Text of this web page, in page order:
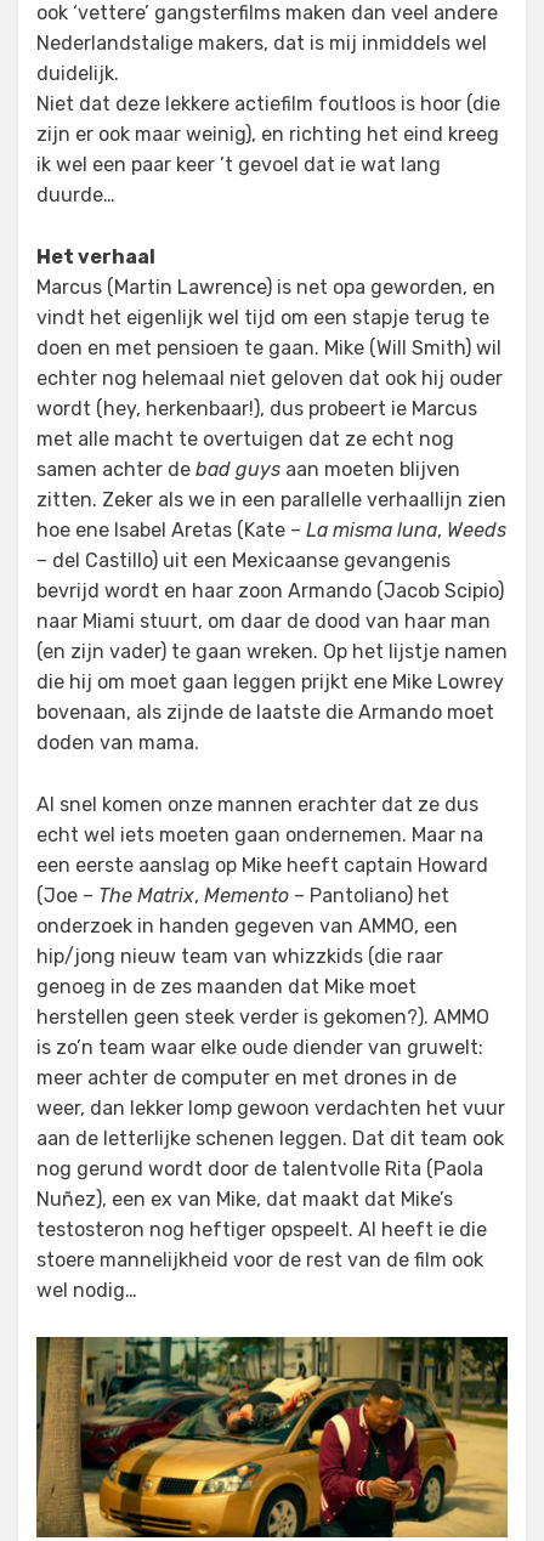
ook ‘vettere’ gangsterfilms maken dan veel andere
Nederlandstalige makers, dat is mij inmiddels wel
duidelijk.
Niet dat deze lekkere actiefilm foutloos is hoor (die
zijn er ook maar weinig), en richting het eind kreeg
ik wel een paar keer ’t gevoel dat ie wat lang
duurde…
Het verhaal
Marcus (Martin Lawrence) is net opa geworden, en
vindt het eigenlijk wel tijd om een stapje terug te
doen en met pensioen te gaan. Mike (Will Smith) wil
echter nog helemaal niet geloven dat ook hij ouder
wordt (hey, herkenbaar!), dus probeert ie Marcus
met alle macht te overtuigen dat ze echt nog
samen achter de bad guys aan moeten blijven
zitten. Zeker als we in een parallelle verhaallijn zien
hoe ene Isabel Aretas (Kate – La misma luna, Weeds
– del Castillo) uit een Mexicaanse gevangenis
bevrijd wordt en haar zoon Armando (Jacob Scipio)
naar Miami stuurt, om daar de dood van haar man
(en zijn vader) te gaan wreken. Op het lijstje namen
die hij om moet gaan leggen prijkt ene Mike Lowrey
bovenaan, als zijnde de laatste die Armando moet
doden van mama.
Al snel komen onze mannen erachter dat ze dus
echt wel iets moeten gaan ondernemen. Maar na
een eerste aanslag op Mike heeft captain Howard
(Joe – The Matrix, Memento – Pantoliano) het
onderzoek in handen gegeven van AMMO, een
hip/jong nieuw team van whizzkids (die raar
genoeg in de zes maanden dat Mike moet
herstellen geen steek verder is gekomen?). AMMO
is zo’n team waar elke oude diender van gruwelt:
meer achter de computer en met drones in de
weer, dan lekker lomp gewoon verdachten het vuur
aan de letterlijke schenen leggen. Dat dit team ook
nog gerund wordt door de talentvolle Rita (Paola
Nuñez), een ex van Mike, dat maakt dat Mike’s
testosteron nog heftiger opspeelt. Al heeft ie die
stoere mannelijkheid voor de rest van de film ook
wel nodig…